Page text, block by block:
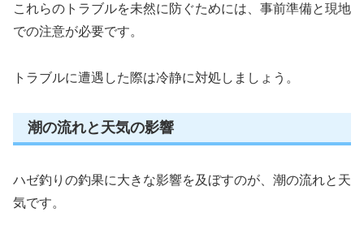
これらのトラブルを未然に防ぐためには、事前準備と現地
での注意が必要です。
トラブルに遭遇した際は冷静に対処しましょう。
潮の流れと天気の影響
ハゼ釣りの釣果に大きな影響を及ぼすのが、潮の流れと天
気です。